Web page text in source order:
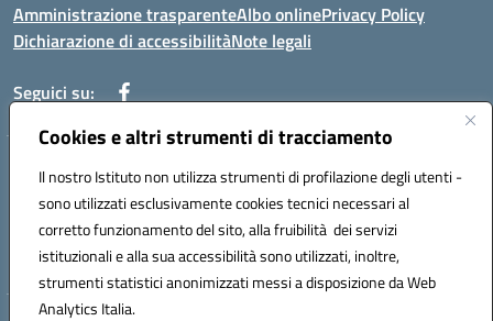
Cookies e altri strumenti di tracciamento
Il nostro Istituto non utilizza strumenti di profilazione degli utenti -
sono utilizzati esclusivamente cookies tecnici necessari al
corretto funzionamento del sito, alla fruibilità dei servizi
istituzionali e alla sua accessibilità sono utilizzati, inoltre,
strumenti statistici anonimizzati messi a disposizione da Web
Analytics Italia.
Amministrazione trasparenteAlbo onlinePrivacy Policy
Dichiarazione di accessibilitàNote legali
Seguici su:
Indirizzo: VIA BRECCIAME, 46 - 81024 MADDALONI (CE)
Mail: CEIC8AU001@istruzione.it - Pec: CEIC8AU001@pec.istruzione.it -
Telefono: 0823408721
Meccanografico: CEIC8AU001
Codice fiscale: 93086080616